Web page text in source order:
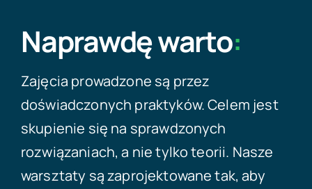
Naprawdę warto:
Zajęcia prowadzone są przez
doświadczonych praktyków. Celem jest
skupienie się na sprawdzonych
rozwiązaniach, a nie tylko teorii. Nasze
warsztaty są zaprojektowane tak, aby